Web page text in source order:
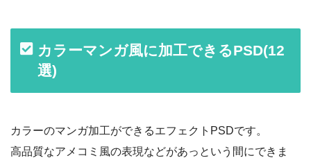
カラーマンガ風に加工できるPSD(12
選)
カラーのマンガ加工ができるエフェクトPSDです。
高品質なアメコミ風の表現などがあっという間にできま